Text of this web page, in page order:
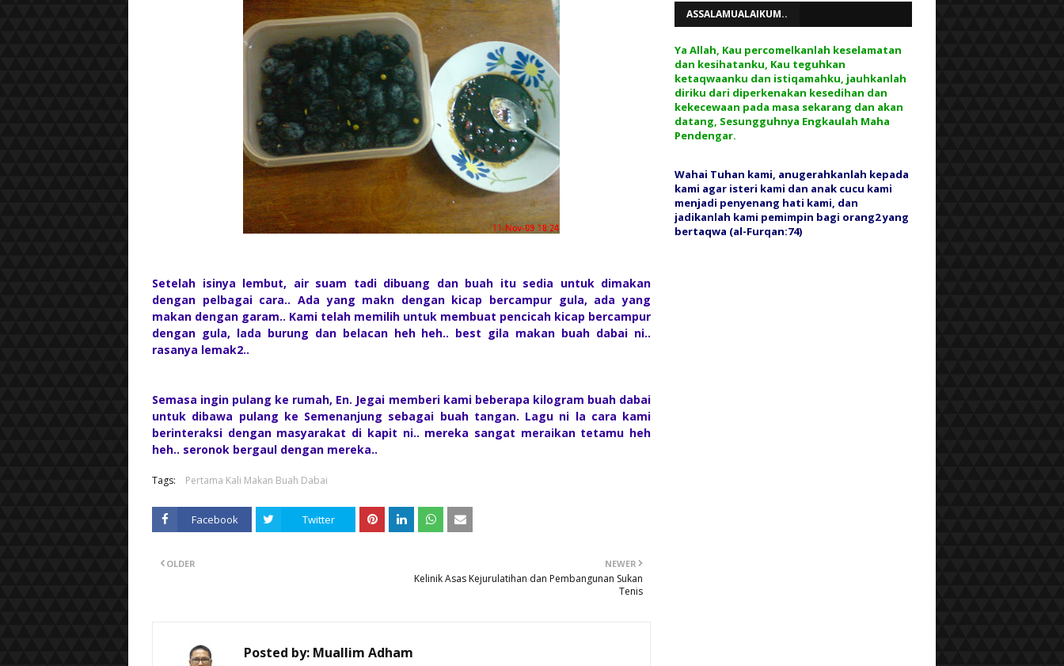
Setelah isinya lembut, air suam tadi dibuang dan buah itu sedia untuk dimakan
dengan pelbagai cara.. Ada yang makn dengan kicap bercampur gula, ada yang
makan dengan garam.. Kami telah memilih untuk membuat pencicah kicap bercampur
dengan gula, lada burung dan belacan heh heh.. best gila makan buah dabai ni..
rasanya lemak2..
Semasa ingin pulang ke rumah, En. Jegai memberi kami beberapa kilogram buah dabai
untuk dibawa pulang ke Semenanjung sebagai buah tangan. Lagu ni la cara kami
berinteraksi dengan masyarakat di kapit ni.. mereka sangat meraikan tetamu heh
heh.. seronok bergaul dengan mereka..
Tags: Pertama Kali Makan Buah Dabai
Facebook Twitter
NEWER
Kelinik Asas Kejurulatihan dan Pembangunan Sukan
Tenis
OLDER
Posted by: Muallim Adham
ASSALAMUALAIKUM..
Ya Allah, Kau percomelkanlah keselamatan
dan kesihatanku, Kau teguhkan
ketaqwaanku dan istiqamahku, jauhkanlah
diriku dari diperkenakan kesedihan dan
kekecewaan pada masa sekarang dan akan
datang, Sesungguhnya Engkaulah Maha
Pendengar.
Wahai Tuhan kami, anugerahkanlah kepada
kami agar isteri kami dan anak cucu kami
menjadi penyenang hati kami, dan
jadikanlah kami pemimpin bagi orang2 yang
bertaqwa (al-Furqan:74)